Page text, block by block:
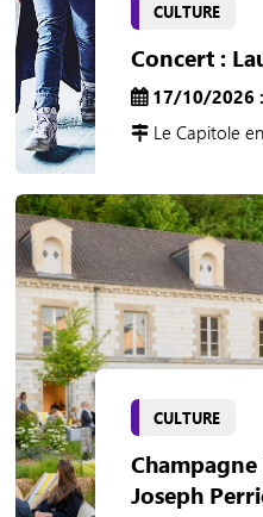
CULTURE
Concert :
17/10/2026
Le Capitole
CULTURE
Joseph